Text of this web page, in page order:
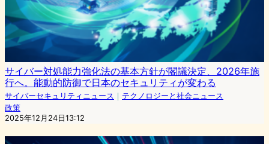
サイバー対処能力強化法の基本方針が閣議決定、2026年施
行へ。能動的防御で日本のセキュリティが変わる
サイバーセキュリティニュース ｜ テクノロジーと社会ニュース
政策
2025年12月24日13:12